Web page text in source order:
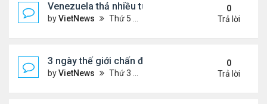
Venezuela thả nhiều tù nhân giữa sức ép từ Mỹ
byVietNews Thứ 5 Tháng 1 08, 2026 5:39 pm
0
Trả lời
3 ngày thế giới chấn động vì vụ Mỹ bắt Tổng
byVietNews Thứ 3 Tháng 1 06, 2026 4:43 pm
0
Trả lời